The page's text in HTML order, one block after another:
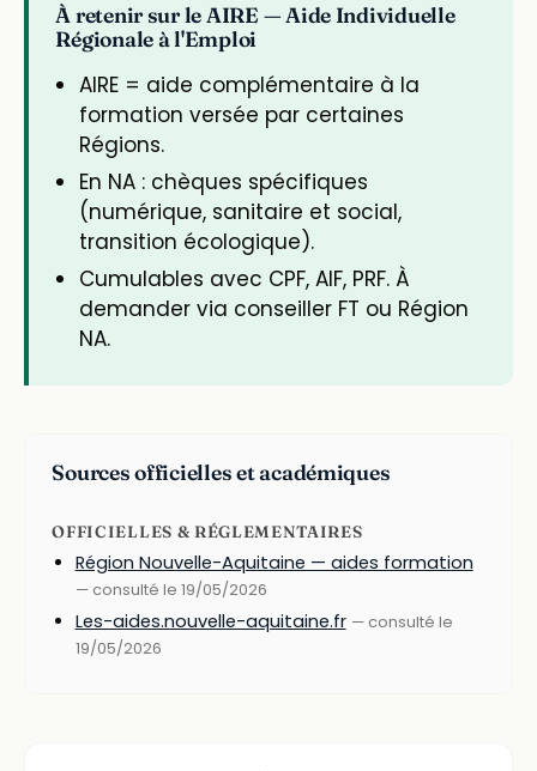
À retenir sur le AIRE — Aide Individuelle
Régionale à l'Emploi
AIRE = aide complémentaire à la
formation versée par certaines
Régions.
En NA : chèques spécifiques
(numérique, sanitaire et social,
transition écologique).
Cumulables avec CPF, AIF, PRF. À
demander via conseiller FT ou Région
NA.
Sources officielles et académiques
OFFICIELLES & RÉGLEMENTAIRES
Région Nouvelle-Aquitaine — aides formation
— consulté le 19/05/2026
Les-aides.nouvelle-aquitaine.fr — consulté le
19/05/2026